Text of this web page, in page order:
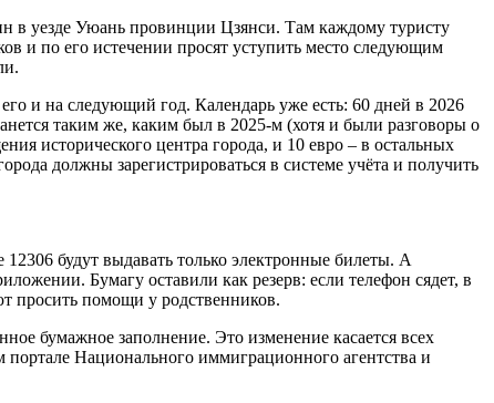
в уезде Уюань провинции Цзянси. Там каждому туристу
и по его истечении просят уступить место следующим
и на следующий год. Календарь уже есть: 60 дней в 2026
таким же, каким был в 2025-м (хотя и были разговоры о
исторического центра города, и 10 евро – в остальных
должны зарегистрироваться в системе учёта и получить
будут выдавать только электронные билеты. А
Бумагу оставили как резерв: если телефон сядет, в
просить помощи у родственников.
бумажное заполнение. Это изменение касается всех
Национального иммиграционного агентства и